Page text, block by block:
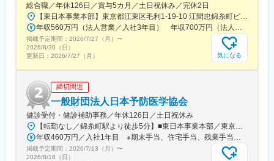
■働き方：
◎完全在宅勤務のため、拠点（東京・大阪）の近くにお住まいで
なくてもご就業いただけます。
◎お昼休みの時間帯も自由なので、例えばお子様がおられる方の
場合、お子様の通院やご都合に合わせて業務時間を調整できま
量の大きい働き方ができます）
※現在、関東関西のほか、九州、中部、東北、海外在住の方もいま
す。
・会議や打ち合わせで必要な時は大阪・東京等へ出張（宿泊も伴
います）が発生します。
※国内出張の頻度は1~3回/年です。(一部海外出張の場合がござい
ます。）
総合職／年休126日／賞与5カ月／土日祝休み／完休2日
【東日本事業本部】東京都江東区毛利1-19-10 江間忠錦糸町ビル※訪問先からの直行直帰が可能です！＜アクセス＞・JR総武線（快速・各駅停車）／東京メトロ半蔵門線 錦糸町駅より徒歩5分・東京メトロ半蔵門線／都営新宿線 住吉駅より徒歩5分※受動喫煙対策:屋内全面禁煙
年収560万円（法人営業／入社3年目） 年収700万円（法人営業・チームリーダー／入社5年目）
掲載予定期間： 2026/7/27（月） 〜
2026/8/30（日）
更新日： 2026/7/27（月） 気になる
締切間近
一般財団法人日本予防医学協会
健診受付・健診補助事務／年休126日／土日祝休み
【転勤なし／錦糸町駅より徒歩5分】■東日本事業本部／東京都江東区毛利1-19-10 江間忠錦糸町ビル＜アクセス＞JR総武線（快速）、総武線（各駅停車）「錦糸町駅」南口より徒歩5分東京メトロ半蔵門線「錦糸町駅」B1出口より徒歩5分東京メトロ半蔵門線／都営新宿線「住吉駅」B2出口より徒歩5分※受動喫煙対策あり（オフィス内禁煙）
年収460万円／入社1年目 ※期末手当、住宅手当、残業手当（月10時間分）含む
掲載予定期間： 2026/7/13（月） 〜
2026/8/16（日）